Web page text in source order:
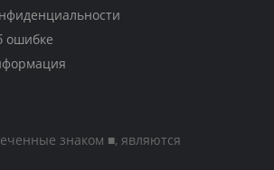
ошибке
знаком ■, являются